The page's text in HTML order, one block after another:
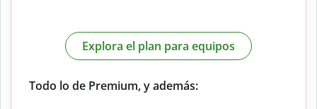
Explora el plan para equipos
Todo lo de Premium, y además: